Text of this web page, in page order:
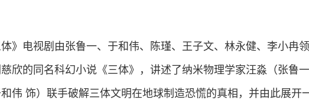
电视剧由张鲁一、于和伟、陈瑾、王子文、林永健、李小冉
欣的同名科幻小说《三体》，讲述了纳米物理学家汪淼（张鲁一
伟 饰）联手破解三体文明在地球制造恐慌的真相，并由此展开